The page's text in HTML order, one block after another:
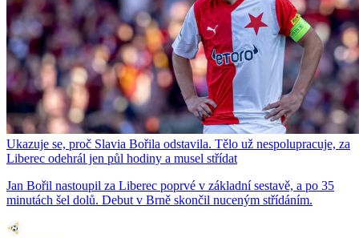
Ukazuje se, proč Slavia Bořila odstavila. Tělo už nespolupracuje, za
Liberec odehrál jen půl hodiny a musel střídat
Jan Bořil nastoupil za Liberec poprvé v základní sestavě, a po 35
minutách šel dolů. Debut v Brně skončil nuceným střídáním.